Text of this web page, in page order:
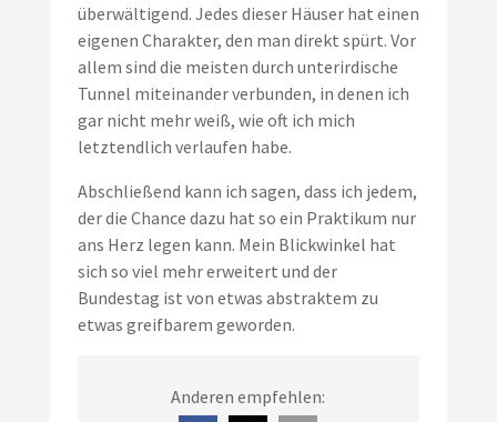
überwältigend. Jedes dieser Häuser hat einen
eigenen Charakter, den man direkt spürt. Vor
allem sind die meisten durch unterirdische
Tunnel miteinander verbunden, in denen ich
gar nicht mehr weiß, wie oft ich mich
letztendlich verlaufen habe.
Abschließend kann ich sagen, dass ich jedem,
der die Chance dazu hat so ein Praktikum nur
ans Herz legen kann. Mein Blickwinkel hat
sich so viel mehr erweitert und der
Bundestag ist von etwas abstraktem zu
etwas greifbarem geworden.
Anderen empfehlen: